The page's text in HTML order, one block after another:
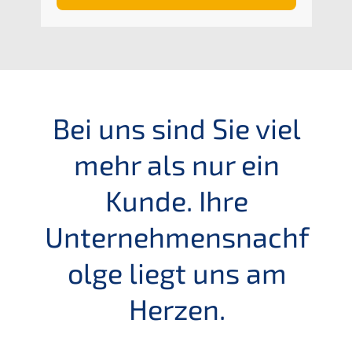
Bei uns sind Sie viel
mehr als nur ein
Kunde. Ihre
Unternehmensnachf
olge liegt uns am
Herzen.